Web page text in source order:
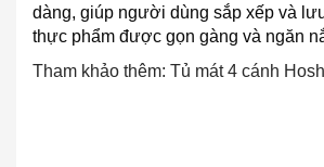
dàng, giúp người dùng sắp xếp và
thực phẩm được gọn gàng và ngăn
Tham khảo thêm: Tủ mát 4 cánh